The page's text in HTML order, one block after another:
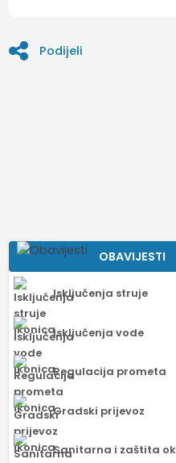
Podijeli
OBAVIJESTI
Isključenja struje
Isključenja vode
Regulacija prometa
Gradski prijevoz
Sanitarna i zaštita